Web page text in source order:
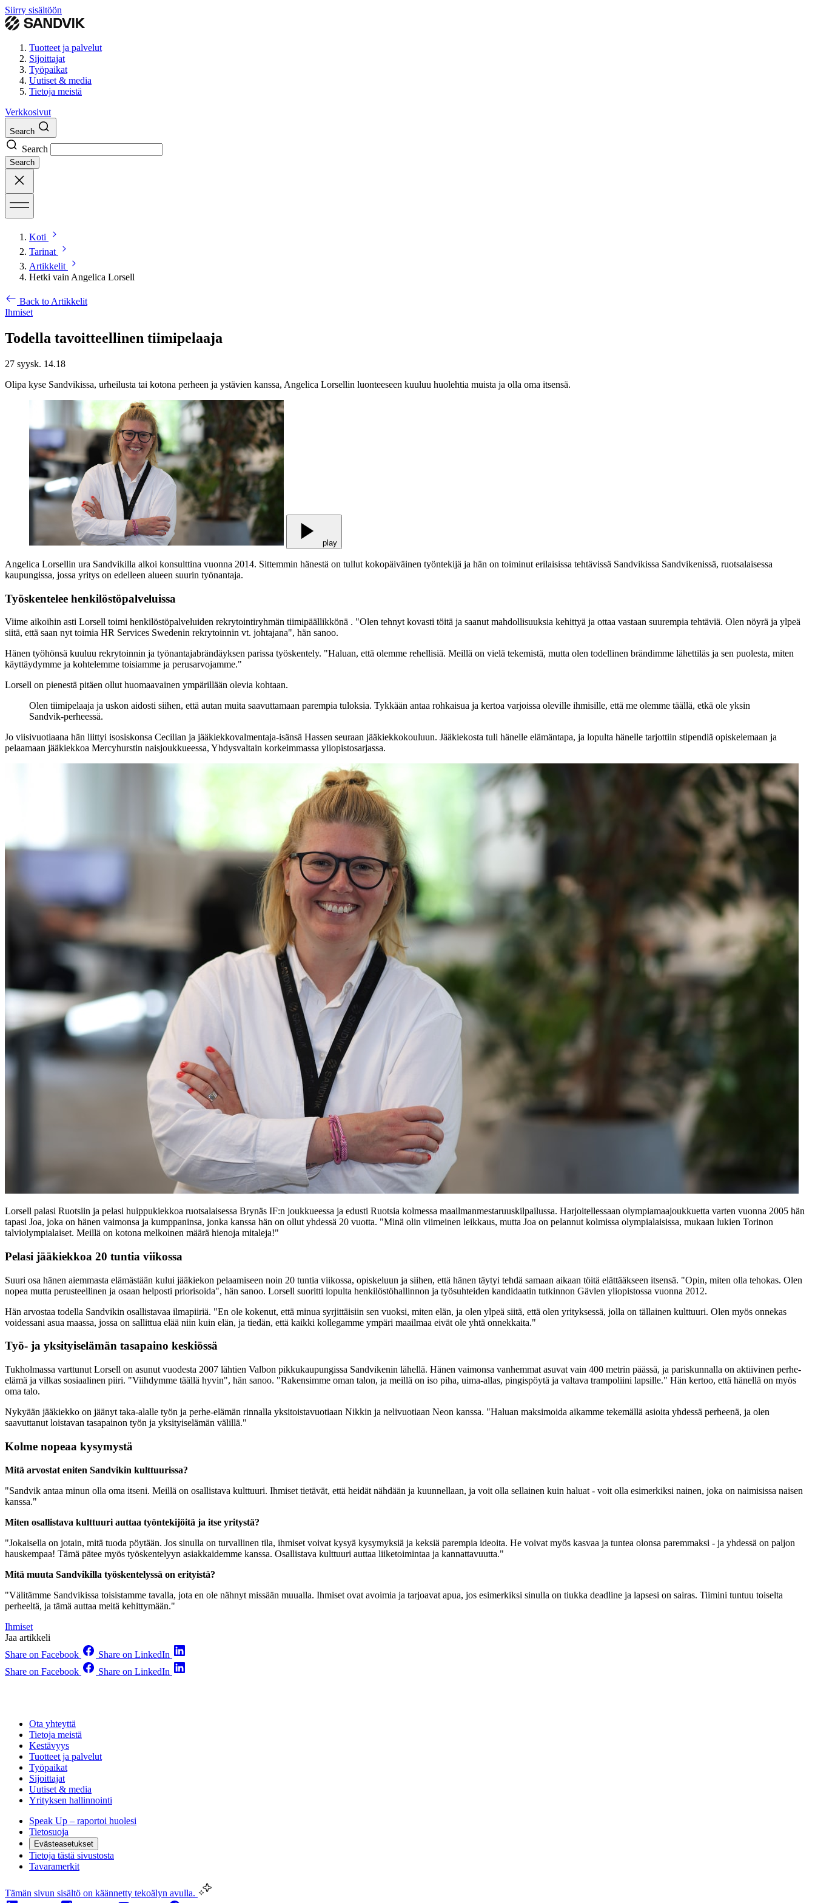
Siirry sisältöön
Tuotteet ja palvelut
Sijoittajat
Työpaikat
Uutiset & media
Tietoja meistä
Verkkosivut
Search
Search
Search
Koti
Tarinat
Artikkelit
Hetki vain Angelica Lorsell
Back to Artikkelit
Ihmiset
Todella tavoitteellinen tiimipelaaja
27 syysk. 14.18
Olipa kyse Sandvikissa, urheilusta tai kotona perheen ja ystävien kanssa, Angelica Lorsellin luonteeseen kuuluu huolehtia muista ja olla oma itsensä.
play
Angelica Lorsellin ura Sandvikilla alkoi konsulttina vuonna 2014. Sittemmin hänestä on tullut kokopäiväinen työntekijä ja hän on toiminut erilaisissa tehtävissä Sandvikissa Sandvikenissä, ruotsalaisessa
kaupungissa, jossa yritys on edelleen alueen suurin työnantaja.
Työskentelee henkilöstöpalveluissa
Viime aikoihin asti Lorsell toimi henkilöstöpalveluiden rekrytointiryhmän tiimipäällikkönä . "Olen tehnyt kovasti töitä ja saanut mahdollisuuksia kehittyä ja ottaa vastaan suurempia tehtäviä. Olen nöyrä ja ylpeä
siitä, että saan nyt toimia HR Services Swedenin rekrytoinnin vt. johtajana", hän sanoo.
Hänen työhönsä kuuluu rekrytoinnin ja työnantajabrändäyksen parissa työskentely. "Haluan, että olemme rehellisiä. Meillä on vielä tekemistä, mutta olen todellinen brändimme lähettiläs ja sen puolesta, miten
käyttäydymme ja kohtelemme toisiamme ja perusarvojamme."
Lorsell on pienestä pitäen ollut huomaavainen ympärillään olevia kohtaan.
Olen tiimipelaaja ja uskon aidosti siihen, että autan muita saavuttamaan parempia tuloksia. Tykkään antaa rohkaisua ja kertoa varjoissa oleville ihmisille, että me olemme täällä, etkä ole yksin
Sandvik-perheessä.
Jo viisivuotiaana hän liittyi isosiskonsa Cecilian ja jääkiekkovalmentaja-isänsä Hassen seuraan jääkiekkokouluun. Jääkiekosta tuli hänelle elämäntapa, ja lopulta hänelle tarjottiin stipendiä opiskelemaan ja
pelaamaan jääkiekkoa Mercyhurstin naisjoukkueessa, Yhdysvaltain korkeimmassa yliopistosarjassa.
Lorsell palasi Ruotsiin ja pelasi huippukiekkoa ruotsalaisessa Brynäs IF:n joukkueessa ja edusti Ruotsia kolmessa maailmanmestaruuskilpailussa. Harjoitellessaan olympiamaajoukkuetta varten vuonna 2005 hän
tapasi Joa, joka on hänen vaimonsa ja kumppaninsa, jonka kanssa hän on ollut yhdessä 20 vuotta. "Minä olin viimeinen leikkaus, mutta Joa on pelannut kolmissa olympialaisissa, mukaan lukien Torinon
talviolympialaiset. Meillä on kotona melkoinen määrä hienoja mitaleja!"
Pelasi jääkiekkoa 20 tuntia viikossa
Suuri osa hänen aiemmasta elämästään kului jääkiekon pelaamiseen noin 20 tuntia viikossa, opiskeluun ja siihen, että hänen täytyi tehdä samaan aikaan töitä elättääkseen itsensä. "Opin, miten olla tehokas. Olen
nopea mutta perusteellinen ja osaan helposti priorisoida", hän sanoo. Lorsell suoritti lopulta henkilöstöhallinnon ja työsuhteiden kandidaatin tutkinnon Gävlen yliopistossa vuonna 2012.
Hän arvostaa todella Sandvikin osallistavaa ilmapiiriä. "En ole kokenut, että minua syrjittäisiin sen vuoksi, miten elän, ja olen ylpeä siitä, että olen yrityksessä, jolla on tällainen kulttuuri. Olen myös onnekas
voidessani asua maassa, jossa on sallittua elää niin kuin elän, ja tiedän, että kaikki kollegamme ympäri maailmaa eivät ole yhtä onnekkaita."
Työ- ja yksityiselämän tasapaino keskiössä
Tukholmassa varttunut Lorsell on asunut vuodesta 2007 lähtien Valbon pikkukaupungissa Sandvikenin lähellä. Hänen vaimonsa vanhemmat asuvat vain 400 metrin päässä, ja pariskunnalla on aktiivinen perhe-
elämä ja vilkas sosiaalinen piiri. "Viihdymme täällä hyvin", hän sanoo. "Rakensimme oman talon, ja meillä on iso piha, uima-allas, pingispöytä ja valtava trampoliini lapsille." Hän kertoo, että hänellä on myös
oma talo.
Nykyään jääkiekko on jäänyt taka-alalle työn ja perhe-elämän rinnalla yksitoistavuotiaan Nikkin ja nelivuotiaan Neon kanssa. "Haluan maksimoida aikamme tekemällä asioita yhdessä perheenä, ja olen
saavuttanut loistavan tasapainon työn ja yksityiselämän välillä."
Kolme nopeaa kysymystä
Mitä arvostat eniten Sandvikin kulttuurissa?
"Sandvik antaa minun olla oma itseni. Meillä on osallistava kulttuuri. Ihmiset tietävät, että heidät nähdään ja kuunnellaan, ja voit olla sellainen kuin haluat - voit olla esimerkiksi nainen, joka on naimisissa naisen
kanssa."
Miten osallistava kulttuuri auttaa työntekijöitä ja itse yritystä?
"Jokaisella on jotain, mitä tuoda pöytään. Jos sinulla on turvallinen tila, ihmiset voivat kysyä kysymyksiä ja keksiä parempia ideoita. He voivat myös kasvaa ja tuntea olonsa paremmaksi - ja yhdessä on paljon
hauskempaa! Tämä pätee myös työskentelyyn asiakkaidemme kanssa. Osallistava kulttuuri auttaa liiketoimintaa ja kannattavuutta."
Mitä muuta Sandvikilla työskentelyssä on erityistä?
"Välitämme Sandvikissa toisistamme tavalla, jota en ole nähnyt missään muualla. Ihmiset ovat avoimia ja tarjoavat apua, jos esimerkiksi sinulla on tiukka deadline ja lapsesi on sairas. Tiimini tuntuu toiselta
perheeltä, ja tämä auttaa meitä kehittymään."
Ihmiset
Jaa artikkeli
Share on Facebook
Share on LinkedIn
Share on Facebook
Share on LinkedIn
Ota yhteyttä
Tietoja meistä
Kestävyys
Tuotteet ja palvelut
Työpaikat
Sijoittajat
Uutiset & media
Yrityksen hallinnointi
Speak Up – raportoi huolesi
Tietosuoja
Evästeasetukset
Tietoja tästä sivustosta
Tavaramerkit
Tämän sivun sisältö on käännetty tekoälyn avulla.